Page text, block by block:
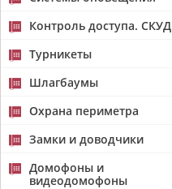
Контроль доступа. СКУД
Турникеты
Шлагбаумы
Охрана периметра
Замки и доводчики
Домофоны и
видеодомофоны